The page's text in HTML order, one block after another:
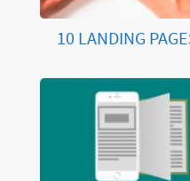
10 LANDING